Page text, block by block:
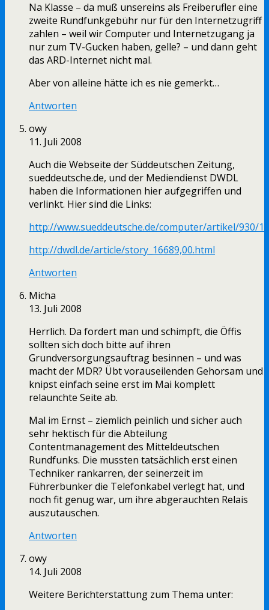
Na Klasse – da muß unsereins als Freiberufler eine
zweite Rundfunkgebühr nur für den Internetzugriff
zahlen – weil wir Computer und Internetzugang ja
nur zum TV-Gucken haben, gelle? – und dann geht
das ARD-Internet nicht mal.
Aber von alleine hätte ich es nie gemerkt…
Antworten
owy
11. Juli 2008
Auch die Webseite der Süddeutschen Zeitung,
sueddeutsche.de, und der Mediendienst DWDL
haben die Informationen hier aufgegriffen und
verlinkt. Hier sind die Links:
http://www.sueddeutsche.de/computer/artikel/930/
http://dwdl.de/article/story_16689,00.html
Antworten
Micha
13. Juli 2008
Herrlich. Da fordert man und schimpft, die Öffis
sollten sich doch bitte auf ihren
Grundversorgungsauftrag besinnen – und was
macht der MDR? Übt vorauseilenden Gehorsam und
knipst einfach seine erst im Mai komplett
relaunchte Seite ab.
Mal im Ernst – ziemlich peinlich und sicher auch
sehr hektisch für die Abteilung
Contentmanagement des Mitteldeutschen
Rundfunks. Die mussten tatsächlich erst einen
Techniker rankarren, der seinerzeit im
Führerbunker die Telefonkabel verlegt hat, und
noch fit genug war, um ihre abgerauchten Relais
auszutauschen.
Antworten
owy
14. Juli 2008
Weitere Berichterstattung zum Thema unter: